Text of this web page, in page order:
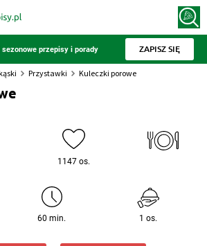
sezonowe przepisy i porady ZAPISZ SIĘ
Przystawki Kuleczki porowe
1147 os.
60 min. 1 os.